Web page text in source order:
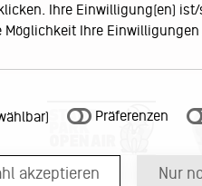
Ihre Einwilligung(en)
Möglichkeit Ihre
Präferenzen
akzeptieren Nur